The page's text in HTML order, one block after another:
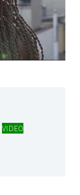
VIDEO